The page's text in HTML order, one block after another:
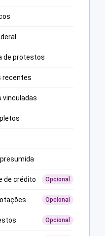
de protestos
recentes
vinculadas
de crédito Opcional
Opcional
Opcional